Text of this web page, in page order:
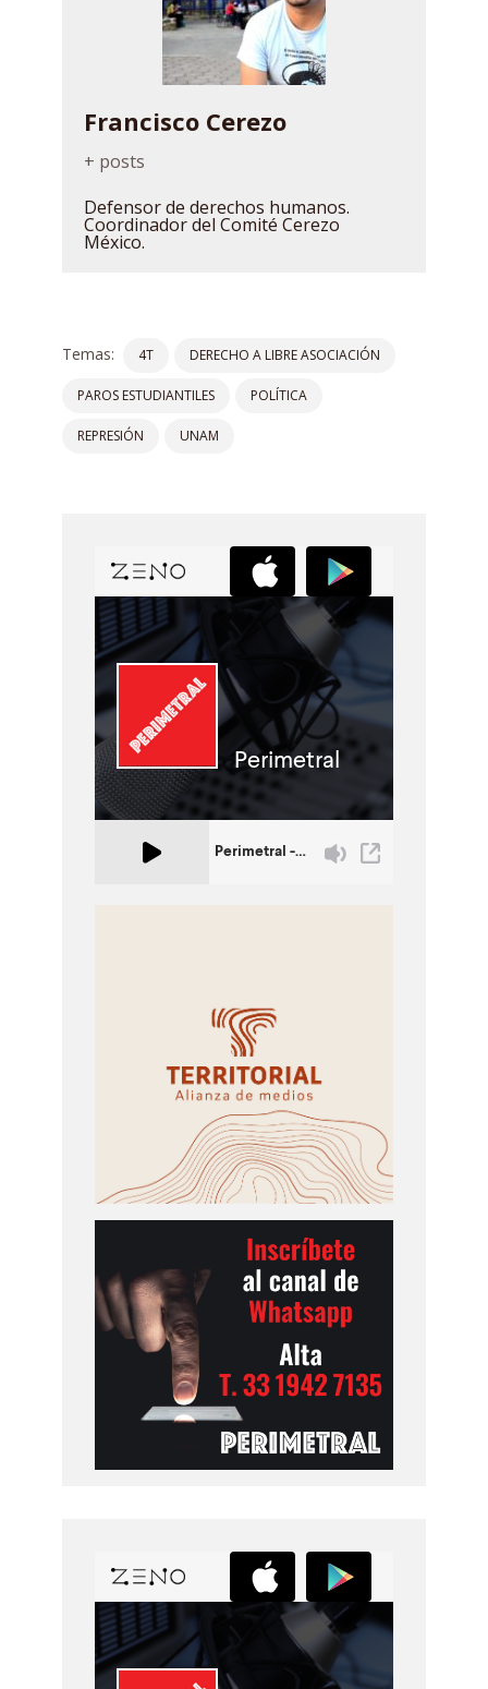
Francisco Cerezo
+ posts
Defensor de derechos humanos.
Coordinador del Comité Cerezo
México.
Temas: 4T DERECHO A LIBRE ASOCIACIÓN
PAROS ESTUDIANTILES POLÍTICA
REPRESIÓN UNAM